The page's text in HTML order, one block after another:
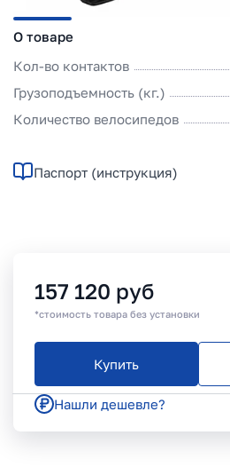
О товаре
Кол-во контактов
Грузоподъемность (кг.)
Количество велосипедов
Паспорт (инструкция)
157 120 руб
*стоимость товара без установки
Купить
Нашли дешевле?